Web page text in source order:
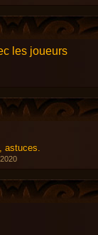
les joueurs
astuces.